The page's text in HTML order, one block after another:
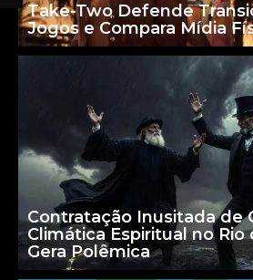
Take-Two Defende
Jogos e Compara Mídia
Contratação Inusitada de
Climática Espiritual no Rio
Gera Polêmica